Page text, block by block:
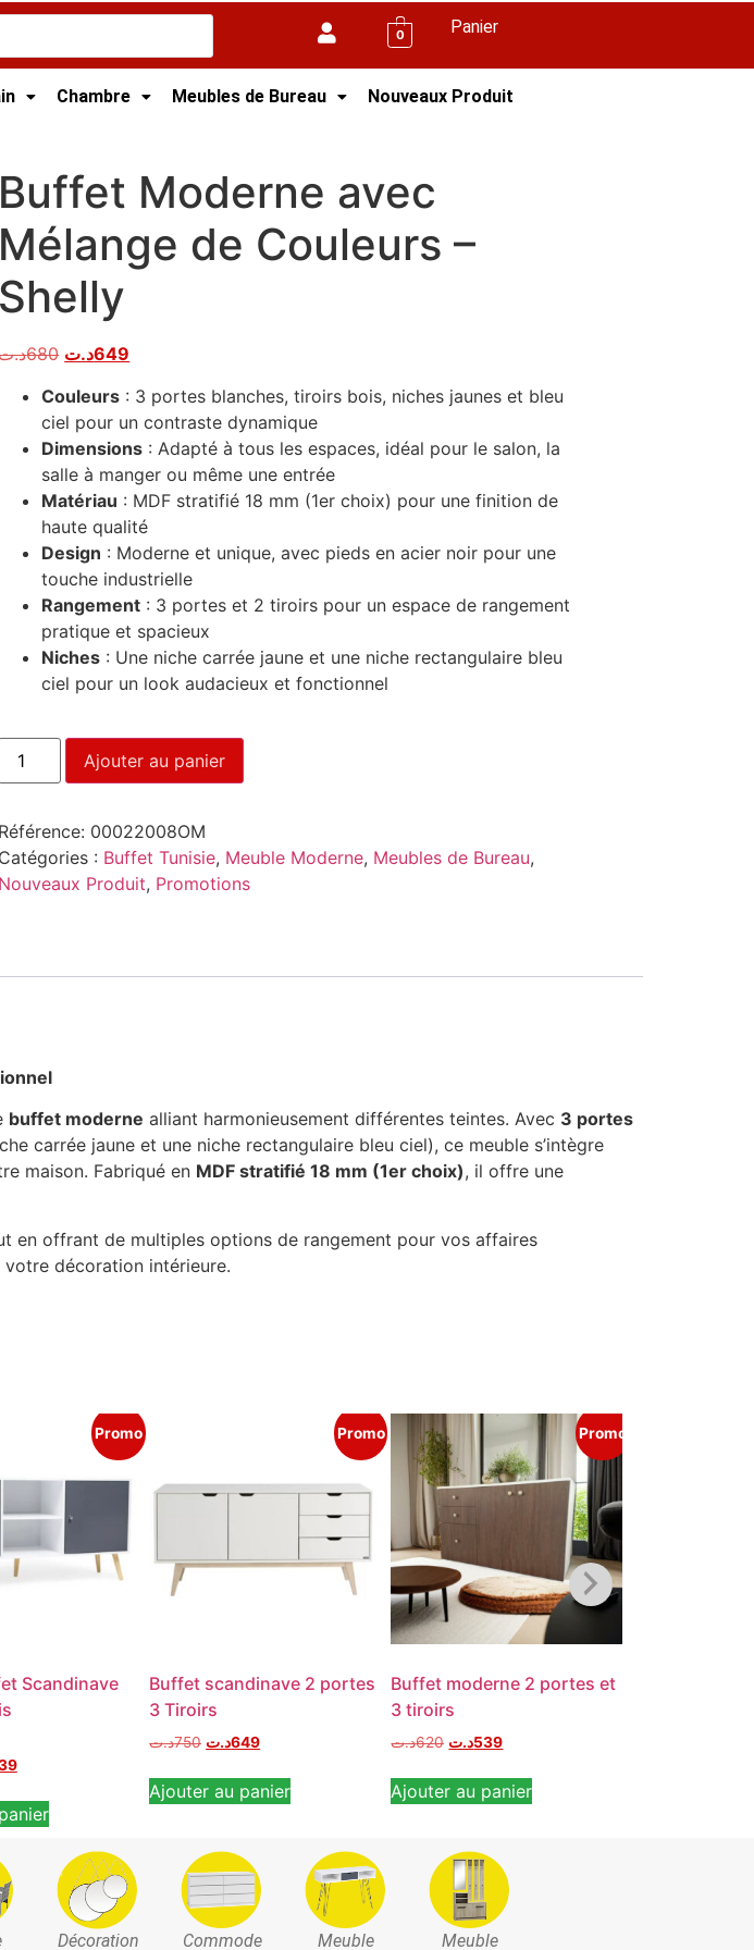
0 Panier
Chambre Meubles de Bureau Nouveaux Produit
Buffet Moderne avec
Mélange de Couleurs –
Shelly
680 649د.ت
Couleurs : 3 portes blanches, tiroirs bois, niches jaunes et bleu
ciel pour un contraste dynamique
Dimensions : Adapté à tous les espaces, idéal pour le salon, la
salle à manger ou même une entrée
Matériau : MDF stratifié 18 mm (1er choix) pour une finition de
haute qualité
Design : Moderne et unique, avec pieds en acier noir pour une
touche industrielle
Rangement : 3 portes et 2 tiroirs pour un espace de rangement
pratique et spacieux
Niches : Une niche carrée jaune et une niche rectangulaire bleu
ciel pour un look audacieux et fonctionnel
Ajouter au panier
Référence: 00022008OM
Catégories : Buffet Tunisie, Meuble Moderne, Meubles de Bureau,
Nouveaux Produit, Promotions
buffet moderne alliant harmonieusement différentes teintes. Avec 3 portes
carrée jaune et une niche rectangulaire bleu ciel), ce meuble s’intègre
maison. Fabriqué en MDF stratifié 18 mm (1er choix), il offre une
en offrant de multiples options de rangement pour vos affaires
décoration intérieure.
Promo
Scandinave
Promo
Buffet scandinave 2 portes
3 Tiroirs
750د.ت 649د.ت
Ajouter au panier
Promo
Buffet moderne 2 portes et
3 tiroirs
620د.ت 539د.ت
Ajouter au panier
Décoration Commode Meuble Meuble